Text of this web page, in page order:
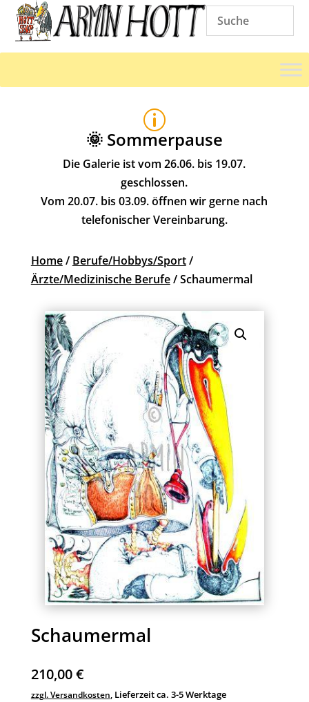
p
🌞 Sommerpause
Die Galerie ist vom 26.06. bis 19.07.
geschlossen.
Vom 20.07. bis 03.09. öffnen wir gerne nach
telefonischer Vereinbarung.
Home/ Berufe/Hobbys/Sport/
Ärzte/Medizinische Berufe/ Schaumermal
Schaumermal
210,00€
zzgl. Versandkosten, Lieferzeit ca. 3-5 Werktage